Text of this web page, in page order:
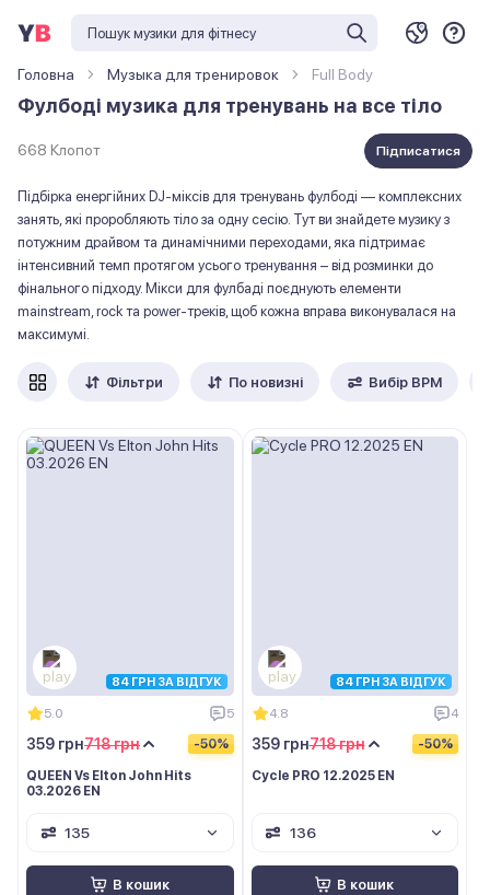
Головна Музыка для тренировок Full Body
Фулбоді музика для тренувань на все тіло
668 Клопот Підписатися
Підбірка енергійних DJ-міксів для тренувань фулбоді — комплексних
занять, які проробляють тіло за одну сесію. Тут ви знайдете музику з
потужним драйвом та динамічними переходами, яка підтримає
інтенсивний темп протягом усього тренування – від розминки до
фінального підходу. Мікси для фулбаді поєднують елементи
mainstream, rock та power-треків, щоб кожна вправа виконувалася на
максимумі.
Фільтри По новизні Вибір ВРМ
84 ГРН ЗА ВІДГУК
5.0 5
718 грн
359 грн -50%
QUEEN Vs Elton John Hits
03.2026 EN
135
В кошик
84 ГРН ЗА ВІДГУК
4.8 4
718 грн
359 грн -50%
Cycle PRO 12.2025 EN
136
В кошик